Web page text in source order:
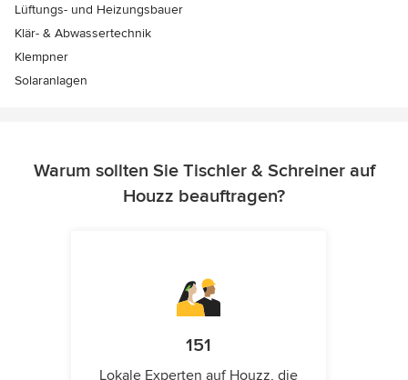
Lüftungs- und Heizungsbauer
Klär- & Abwassertechnik
Klempner
Solaranlagen
Warum sollten Sie Tischler & Schreiner auf
Houzz beauftragen?
151
Lokale Experten auf Houzz, die